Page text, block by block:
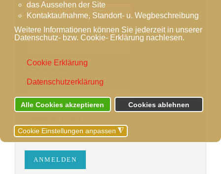
das Aussehen der Site
Kontaktaufnahme, Standort- u. Wegbeschreibung
Weitere Informationen können Sie jederzeit in unserer
Datenschutz- bzw. Cookie- Erklärung nachlesen.
Cookie Einstellungen anpassen ◮
Cookie Erklärung
Datenschutzerklärung
Alle Cookies akzeptieren Cookies ablehnen
Passwort*
(optional)
ANMELDEN